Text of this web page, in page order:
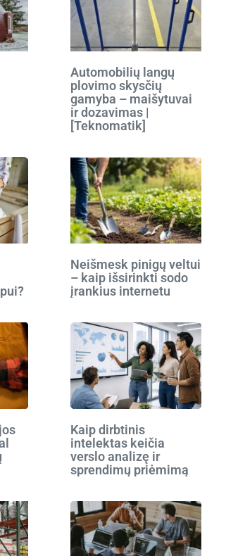
Automobilių langų
plovimo skysčių
gamyba – maišytuvai
ir dozavimas |
[Teknomatik]
Neišmesk pinigų veltui
– kaip išsirinkti sodo
įrankius internetu
Kaip dirbtinis
intelektas keičia
verslo analizę ir
sprendimų priėmimą